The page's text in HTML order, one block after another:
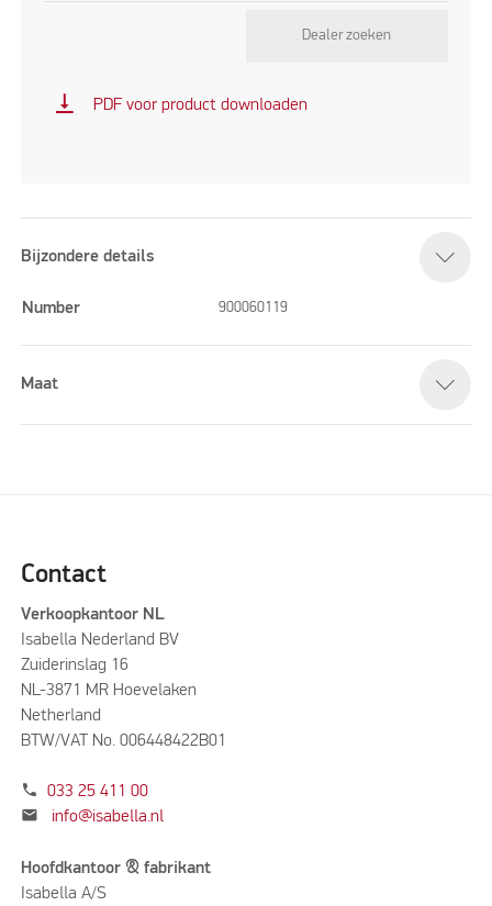
Dealer zoeken
vertical_align_bottom PDF voor product downloaden
Bijzondere details
Number 900060119
Maat
Contact
Verkoopkantoor NL
Isabella Nederland BV
Zuiderinslag 16
NL-3871 MR Hoevelaken
Netherland
BTW/VAT No. 006448422B01
phone 033 25 411 00
mail info@isabella.nl
Hoofdkantoor & fabrikant
Isabella A/S